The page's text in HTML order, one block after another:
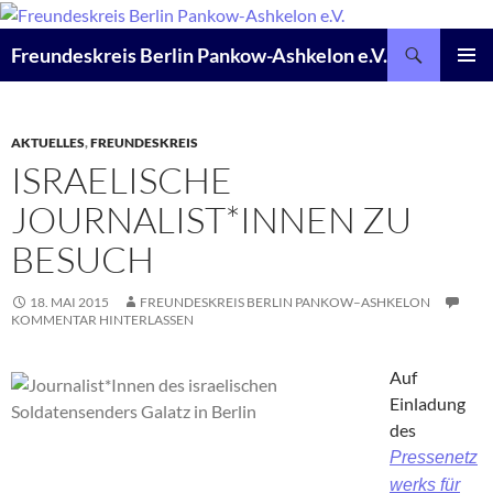
Zum
springen
Freundeskreis Berlin Pankow-Ashkelon e.V.
AKTUELLES,FREUNDESKREIS
ISRAELISCHE
JOURNALIST*INNEN ZU
BESUCH
18. MAI 2015
FREUNDESKREIS BERLIN PANKOW–ASHKELON
KOMMENTAR HINTERLASSEN
Auf
Einladung
des
Pressenetz
werks für